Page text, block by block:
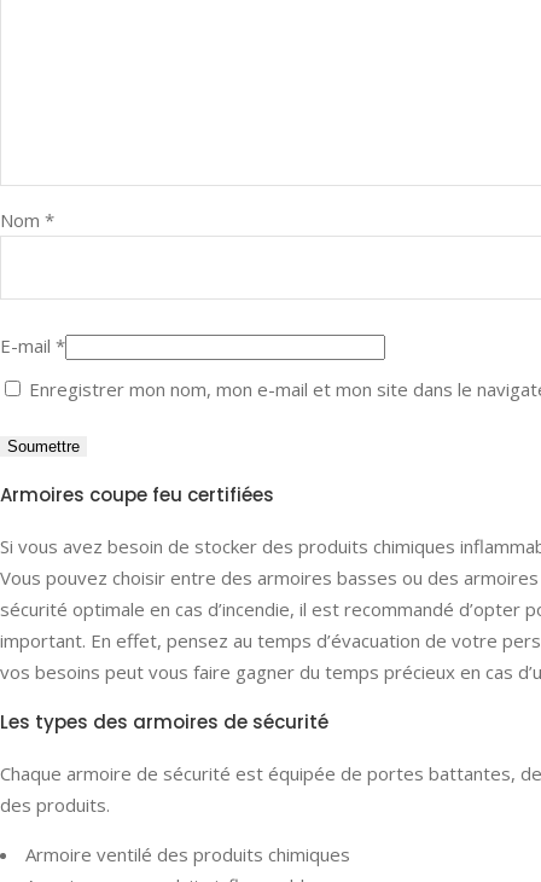
Nom *
E-mail *
Enregistrer mon nom, mon e-mail et mon site dans le
Armoires coupe feu certifiées
Si vous avez besoin de stocker des produits chimiques
Vous pouvez choisir entre des armoires basses ou des
sécurité optimale en cas d’incendie, il est recommandé
important. En effet, pensez au temps d’évacuation de votre
vos besoins peut vous faire gagner du temps précieux en cas
Les types des armoires de sécurité
Chaque armoire de sécurité est équipée de portes battantes,
des produits.
Armoire ventilé des produits chimiques